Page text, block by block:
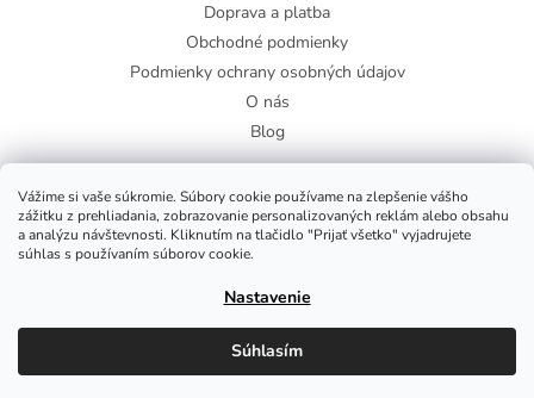
Vážime si vaše súkromie. Súbory cookie používame na zlepšenie vášho
zážitku z prehliadania, zobrazovanie personalizovaných reklám alebo obsahu
a analýzu návštevnosti. Kliknutím na tlačidlo "Prijať všetko" vyjadrujete
súhlas s používaním súborov cookie.
Nastavenie
Súhlasím
Doprava a platba
Obchodné podmienky
Podmienky ochrany osobných údajov
O nás
Blog
Facebook
Zdravie-shop. Všetky práva vyhradené.